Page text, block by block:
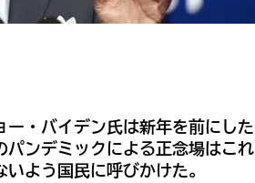
・バイデン氏は新年を前にした
ンデミックによる正念場はこれ
よう国民に呼びかけた。